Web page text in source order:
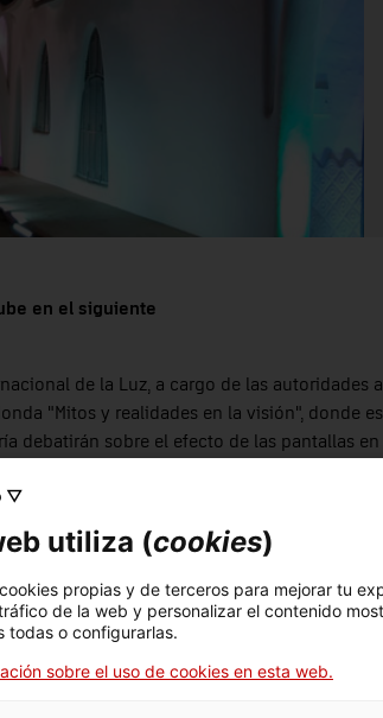
en el siguiente
de la Luz, a cargo de las autoridades
"Mitos y realidades en la visión", donde
debatirán sobre el efecto de las pantallas
cirugía de cataratas con implante de lentes
afectaciones, así como deotros aspectos
y Salud Pública, Departamento de
de la Santa Creu y Sant Pau,
jefa de servicio del Hospital General de
▽
utiliza (cookies)
propias y de terceros para mejorar tu
de la web y personalizar el contenido
todas o configurarlas.
sobre el uso de cookies en esta web.